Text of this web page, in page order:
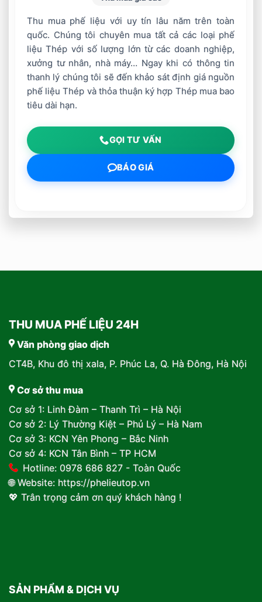
Thu mua phế liệu với uy tín lâu năm trên toàn
quốc. Chúng tôi chuyên mua tất cả các loại phế
liệu Thép với số lượng lớn từ các doanh nghiệp,
xưởng tư nhân, nhà máy… Ngay khi có thông tin
thanh lý chúng tôi sẽ đến khảo sát định giá nguồn
phế liệu Thép và thỏa thuận ký hợp Thép mua bao
tiêu dài hạn.
GỌI TƯ VẤN
BÁO GIÁ
THU MUA PHẾ LIỆU 24H
Văn phòng giao dịch
CT4B, Khu đô thị xala, P. Phúc La, Q. Hà Đông, Hà Nội
Cơ sở thu mua
Cơ sở 1: Linh Đàm – Thanh Trì – Hà Nội
Cơ sở 2: Lý Thường Kiệt – Phủ Lý – Hà Nam
Cơ sở 3: KCN Yên Phong – Bắc Ninh
Cơ sở 4: KCN Tân Bình – TP HCM
Hotline: 0978 686 827 - Toàn Quốc
🌐 Website: https://phelieutop.vn
💖 Trân trọng cảm ơn quý khách hàng !
SẢN PHẨM & DỊCH VỤ